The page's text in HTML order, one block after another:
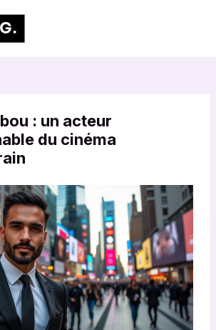
: un acteur
du cinéma